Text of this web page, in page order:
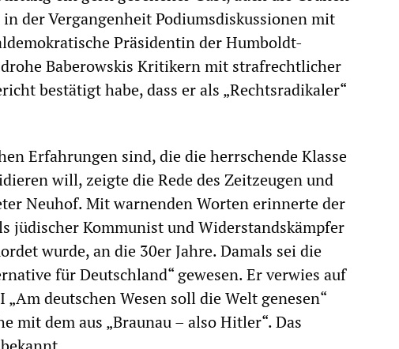
der Vergangenheit Podiumsdiskussionen mit
Präsidentin der Humboldt-
Baberowskis Kritikern mit strafrechtlicher
bestätigt habe, dass er als „Rechtsradikaler“
Erfahrungen sind, die die herrschende Klasse
will, zeigte die Rede des Zeitzeugen und
Neuhof. Mit warnenden Worten erinnerte der
jüdischer Kommunist und Widerstandskämpfer
wurde, an die 30er Jahre. Damals sei die
für Deutschland“ gewesen. Er verwies auf
deutschen Wesen soll die Welt genesen“
mit dem aus „Braunau – also Hitler“. Das